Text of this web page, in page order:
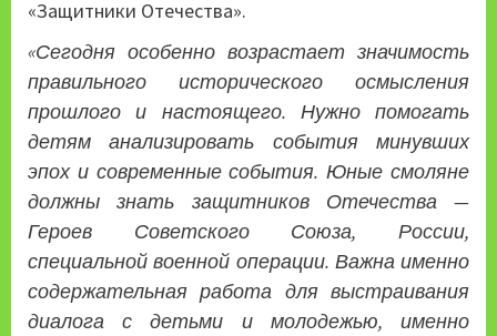
«Защитники Отечества».
«Сегодня особенно возрастает значимость
правильного исторического осмысления
прошлого и настоящего. Нужно помогать
детям анализировать события минувших
эпох и современные события. Юные смоляне
должны знать защитников Отечества —
Героев Советского Союза, России,
специальной военной операции. Важна именно
содержательная работа для выстраивания
диалога с детьми и молодежью, именно